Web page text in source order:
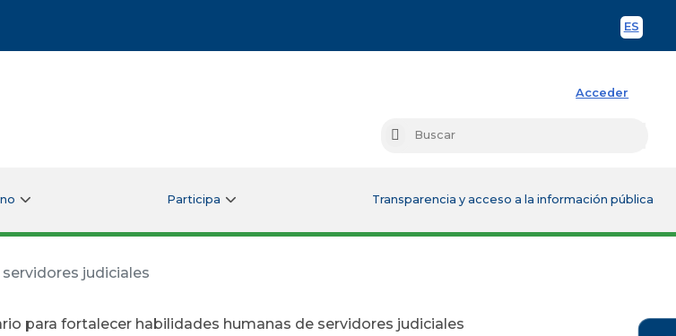
ES
Acceder
Buscar
Participa Transparencia y acceso a la información pública
judiciales
para fortalecer habilidades humanas de servidores judiciales